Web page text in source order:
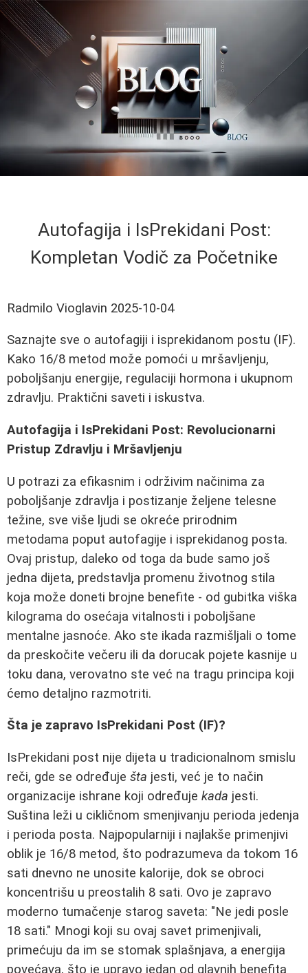
Autofagija i IsPrekidani Post:
Kompletan Vodič za Početnike
Radmilo Vioglavin 2025-10-04
Saznajte sve o autofagiji i isprekidanom postu (IF).
Kako 16/8 metod može pomoći u mršavljenju,
poboljšanju energije, regulaciji hormona i ukupnom
zdravlju. Praktični saveti i iskustva.
Autofagija i IsPrekidani Post: Revolucionarni
Pristup Zdravlju i Mršavljenju
U potrazi za efikasnim i održivim načinima za
poboljšanje zdravlja i postizanje željene telesne
težine, sve više ljudi se okreće prirodnim
metodama poput autofagije i isprekidanog posta.
Ovaj pristup, daleko od toga da bude samo još
jedna dijeta, predstavlja promenu životnog stila
koja može doneti brojne benefite - od gubitka viška
kilograma do osećaja vitalnosti i poboljšane
mentalne jasnoće. Ako ste ikada razmišljali o tome
da preskočite večeru ili da dorucak pojete kasnije u
toku dana, verovatno ste već na tragu principa koji
ćemo detaljno razmotriti.
Šta je zapravo IsPrekidani Post (IF)?
IsPrekidani post nije dijeta u tradicionalnom smislu
reči, gde se određuje šta jesti, već je to način
organizacije ishrane koji određuje kada jesti.
Suština leži u cikličnom smenjivanju perioda jedenja
i perioda posta. Najpopularniji i najlakše primenjivi
oblik je 16/8 metod, što podrazumeva da tokom 16
sati dnevno ne unosite kalorije, dok se obroci
koncentrišu u preostalih 8 sati. Ovo je zapravo
moderno tumačenje starog saveta: "Ne jedi posle
18 sati." Mnogi koji su ovaj savet primenjivali,
primećuju da im se stomak splašnjava, a energija
povećava, što je upravo jedan od glavnih benefita